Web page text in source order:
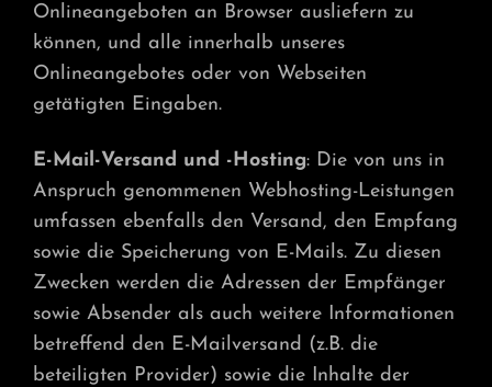
Onlineangeboten an Browser ausliefern zu
können, und alle innerhalb unseres
Onlineangebotes oder von Webseiten
getätigten Eingaben.
E-Mail-Versand und -Hosting: Die von uns in
Anspruch genommenen Webhosting-Leistungen
umfassen ebenfalls den Versand, den Empfang
sowie die Speicherung von E-Mails. Zu diesen
Zwecken werden die Adressen der Empfänger
sowie Absender als auch weitere Informationen
betreffend den E-Mailversand (z.B. die
beteiligten Provider) sowie die Inhalte der